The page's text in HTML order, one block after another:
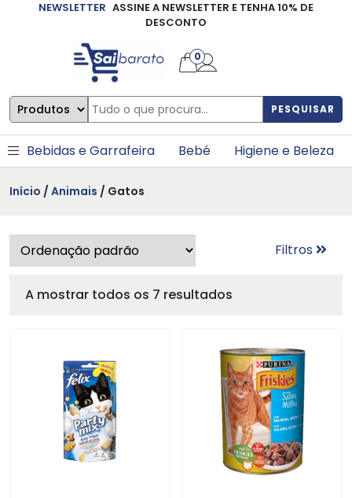
NEWSLETTER ASSINE A NEWSLETTER E TENHA 10% DE
DESCONTO
PESQUISAR
0
Bebidas e Garrafeira Bebé Higiene e Beleza
Início / Animais / Gatos
Filtros
A mostrar todos os 7 resultados